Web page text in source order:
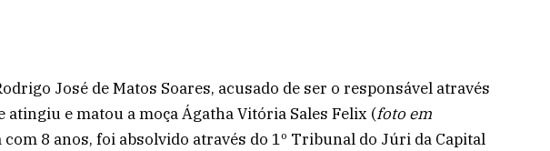
José de Matos Soares, acusado de ser o responsável através
atingiu e matou a moça Ágatha Vitória Sales Felix (foto em
com 8 anos, foi absolvido através do 1º Tribunal do Júri da Capital